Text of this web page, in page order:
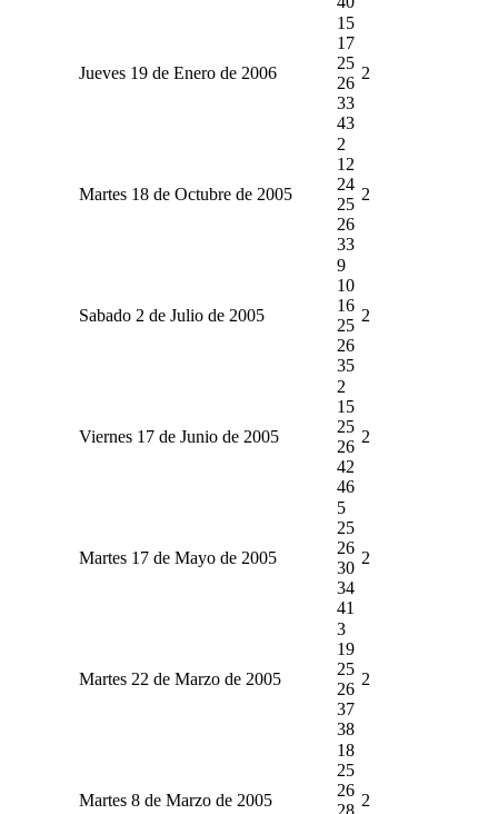
Jueves 19 de Enero de 2006
15
17
25
26
33
43
2
Martes 18 de Octubre de 2005
2
12
24
25
26
33
2
Sabado 2 de Julio de 2005
9
10
16
25
26
35
2
Viernes 17 de Junio de 2005
2
15
25
26
42
46
2
Martes 17 de Mayo de 2005
5
25
26
30
34
41
2
Martes 22 de Marzo de 2005
3
19
25
26
37
38
2
Martes 8 de Marzo de 2005
18
25
26
28
2